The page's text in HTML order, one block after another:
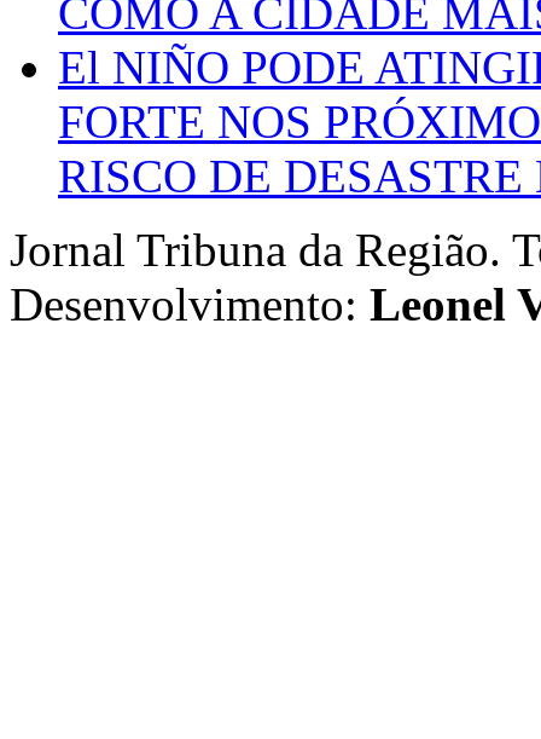
COMO A CIDADE
El NIÑO PODE
FORTE NOS
RISCO DE
Jornal Tribuna da Região.
Desenvolvimento: Leonel